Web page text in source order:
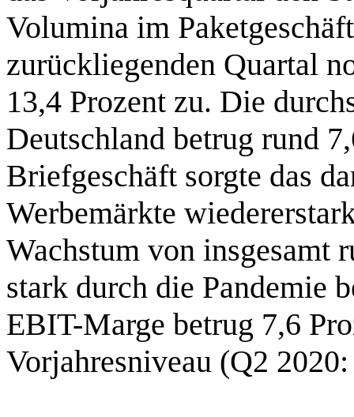
Volumina im
zurückliegenden Quartal
13,4 Prozent zu. Die
Deutschland betrug rund
Briefgeschäft sorgte das
Werbemärkte
Wachstum von insgesamt
stark durch die Pandemie
EBIT-Marge betrug 7,6
Vorjahresniveau (Q2